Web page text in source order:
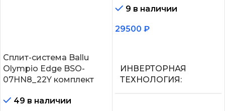
Сплит-система Ballu
Olympio Edge BSO-
07HN8_22Y комплект
49 в наличии
9 в наличии
29500 ₽
ИНВЕРТОРНАЯ
ТЕХНОЛОГИЯ